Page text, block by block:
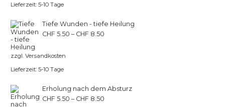
Lieferzeit: 5-10 Tage
Tiefe Wunden - tiefe Heilung
CHF 5.50 – CHF 8.50
zzgl. Versandkosten
Lieferzeit: 5-10 Tage
Erholung nach dem Absturz
CHF 5.50 – CHF 8.50